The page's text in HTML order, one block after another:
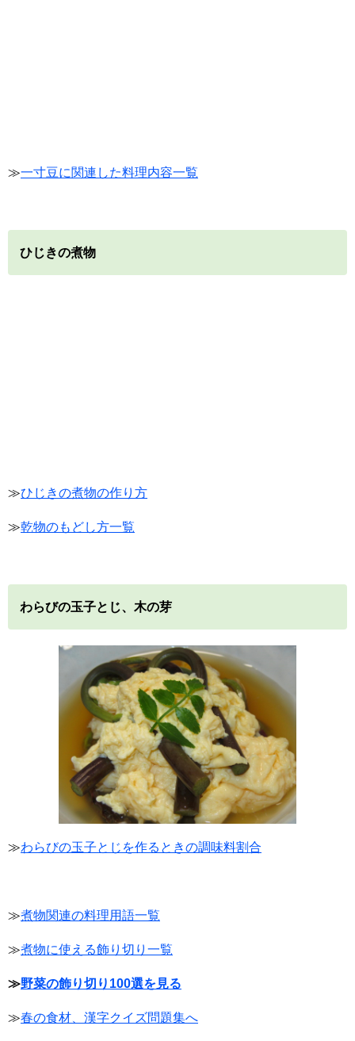
≫一寸豆に関連した料理内容一覧
ひじきの煮物
≫ひじきの煮物の作り方
≫乾物のもどし方一覧
わらびの玉子とじ、木の芽
≫わらびの玉子とじを作るときの調味料割合
≫煮物関連の料理用語一覧
≫煮物に使える飾り切り一覧
≫野菜の飾り切り100選を見る
≫春の食材、漢字クイズ問題集へ